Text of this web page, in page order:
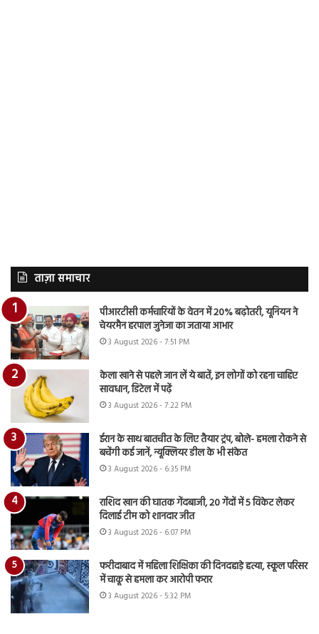
ताज़ा समाचार
पीआरटीसी कर्मचारियों के वेतन में 20% बढ़ोतरी, यूनियन ने
चेयरमैन हरपाल जुनेजा का जताया आभार
3 August 2026 - 7:51 PM
केला खाने से पहले जान लें ये बातें, इन लोगों को रहना चाहिए
सावधान, डिटेल में पढ़ें
3 August 2026 - 7:22 PM
ईरान के साथ बातचीत के लिए तैयार ट्रंप, बोले- हमला रोकने से
बचेंगी कई जानें, न्यूक्लियर डील के भी संकेत
3 August 2026 - 6:35 PM
राशिद खान की घातक गेंदबाजी, 20 गेंदों में 5 विकेट लेकर
दिलाई टीम को शानदार जीत
3 August 2026 - 6:07 PM
फरीदाबाद में महिला शिक्षिका की दिनदहाड़े हत्या, स्कूल परिसर
में चाकू से हमला कर आरोपी फरार
3 August 2026 - 5:32 PM